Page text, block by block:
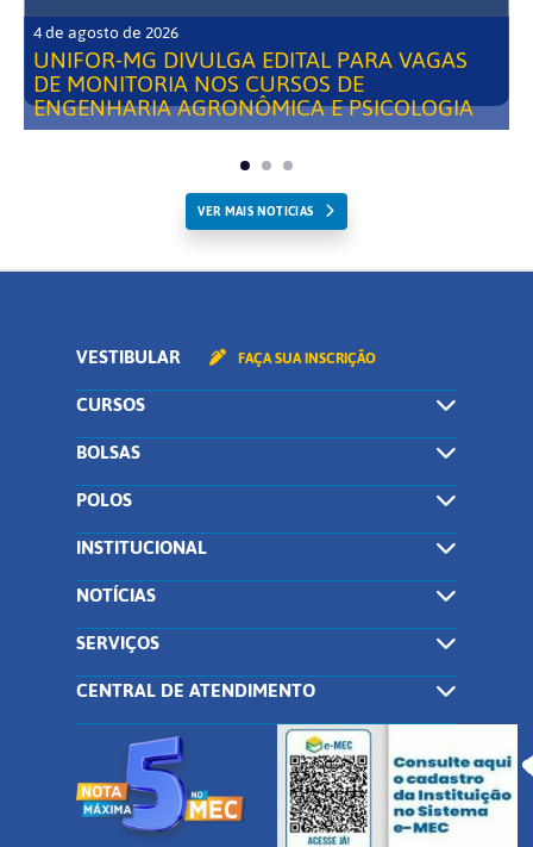
4 de agosto de 2026
UNIFOR-MG DIVULGA EDITAL PARA VAGAS
DE MONITORIA NOS CURSOS DE
ENGENHARIA AGRONÔMICA E PSICOLOGIA
VER MAIS NOTICIAS
VESTIBULAR FAÇA SUA INSCRIÇÃO
CURSOS
BOLSAS
POLOS
INSTITUCIONAL
NOTÍCIAS
SERVIÇOS
CENTRAL DE ATENDIMENTO